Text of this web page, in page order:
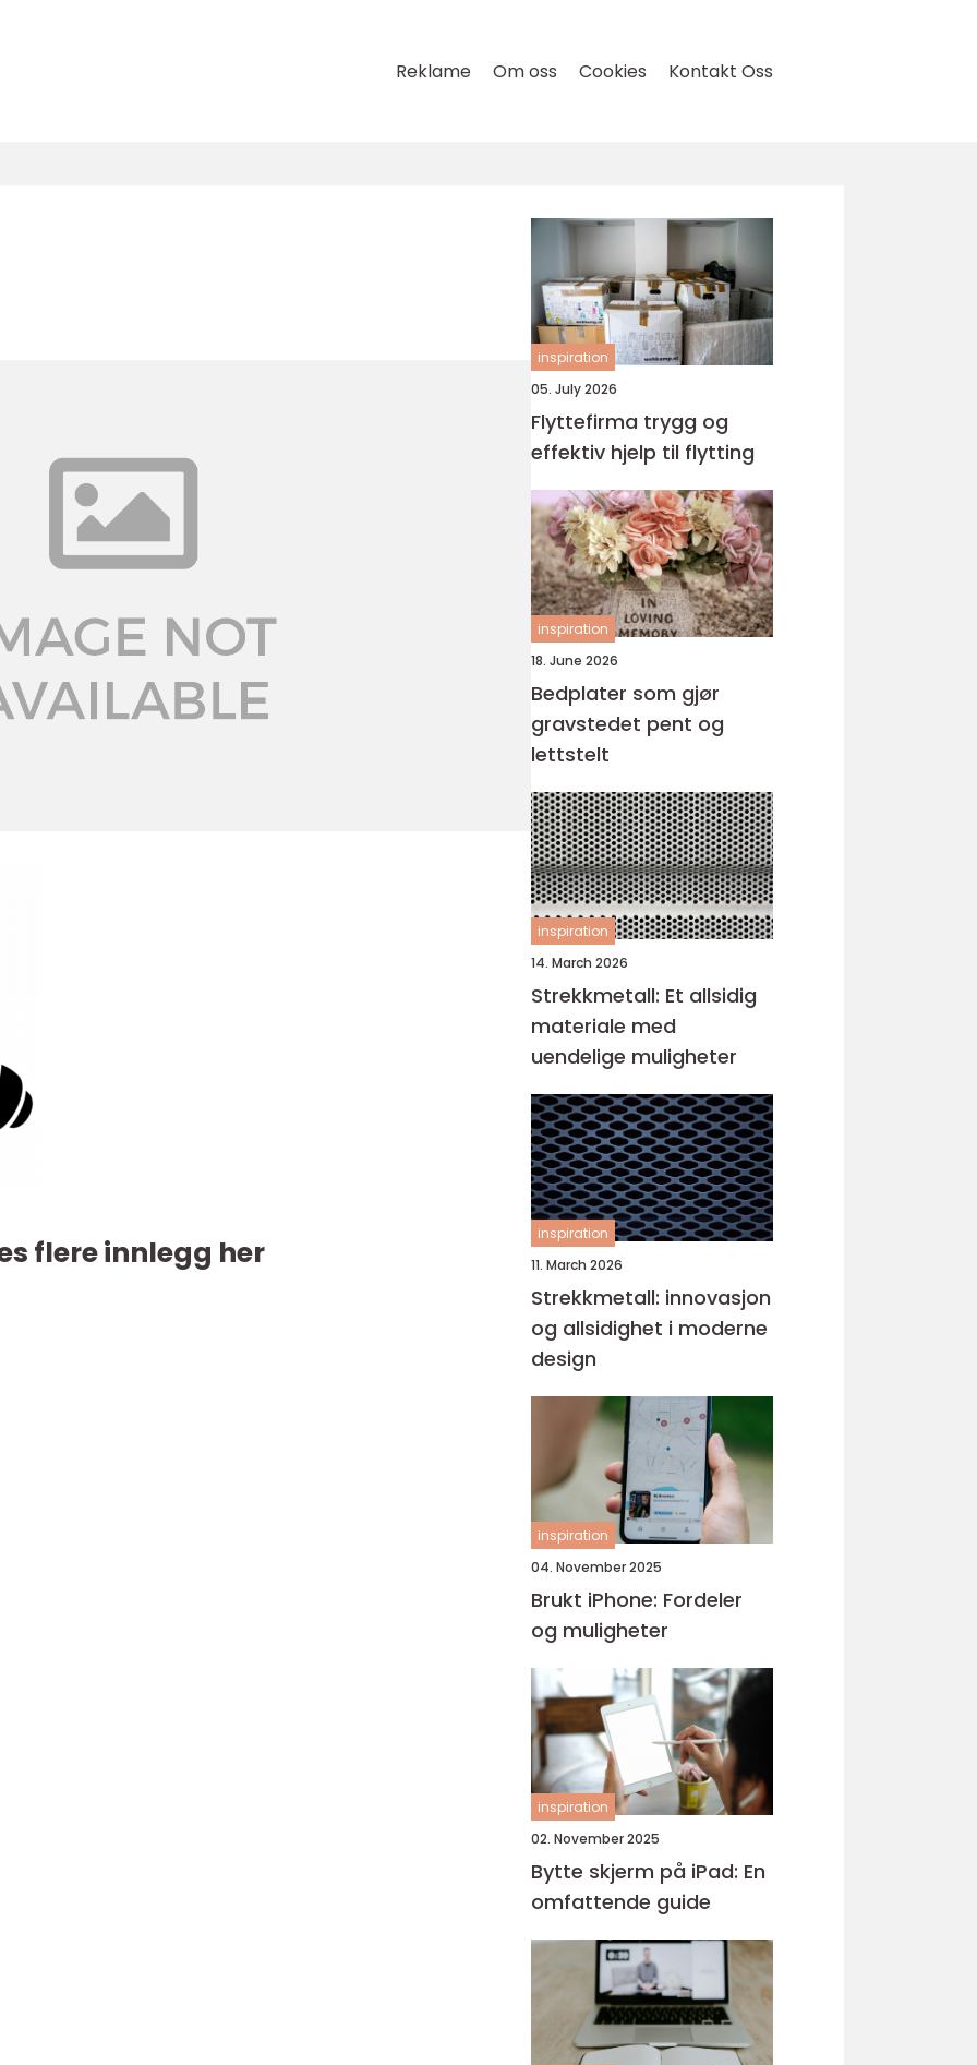
Reklame Om oss Cookies Kontakt Oss
flere innlegg her
inspiration
05. July 2026
Flyttefirma trygg og
effektiv hjelp til flytting
inspiration
18. June 2026
Bedplater som gjør
gravstedet pent og
lettstelt
inspiration
14. March 2026
Strekkmetall: Et allsidig
materiale med
uendelige muligheter
inspiration
11. March 2026
Strekkmetall: innovasjon
og allsidighet i moderne
design
inspiration
04. November 2025
Brukt iPhone: Fordeler
og muligheter
inspiration
02. November 2025
Bytte skjerm på iPad: En
omfattende guide